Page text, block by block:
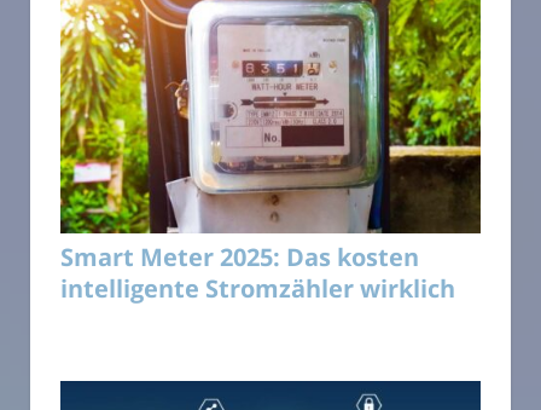
Smart Meter 2025: Das kosten
intelligente Stromzähler wirklich